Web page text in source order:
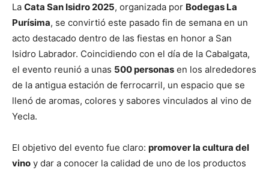
La Cata San Isidro 2025, organizada por Bodegas La
Purísima, se convirtió este pasado fin de semana en un
acto destacado dentro de las fiestas en honor a San
Isidro Labrador. Coincidiendo con el día de la Cabalgata,
el evento reunió a unas 500 personas en los alrededores
de la antigua estación de ferrocarril, un espacio que se
llenó de aromas, colores y sabores vinculados al vino de
Yecla.
El objetivo del evento fue claro: promover la cultura del
vino y dar a conocer la calidad de uno de los productos